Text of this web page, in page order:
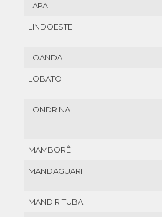
LAPA
LINDOESTE
LOANDA
LOBATO
LONDRINA
MAMBORÊ
MANDAGUARI
MANDIRITUBA